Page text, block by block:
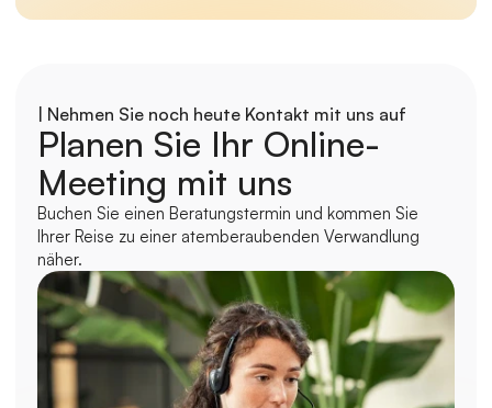
| Nehmen Sie noch heute Kontakt mit uns auf
Planen Sie Ihr Online-
Meeting mit uns
Buchen Sie einen Beratungstermin und kommen Sie
Ihrer Reise zu einer atemberaubenden Verwandlung
näher.